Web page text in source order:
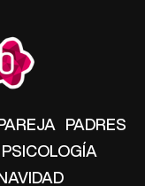
PSICOLOGÍA
NAVIDAD